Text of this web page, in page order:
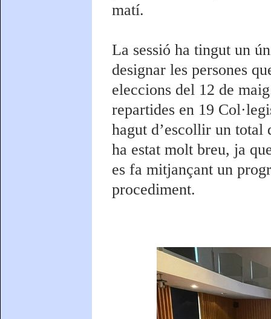
matí.
La sessió ha tingut un
designar les persones
eleccions del 12 de
repartides en 19
hagut d’escollir un total
ha estat molt breu, ja
es fa mitjançant un
procediment.